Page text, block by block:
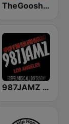
TheGoosh Radio - R&B
987JAMZ HipHop N' R&B Plus Afro Beats 24/7